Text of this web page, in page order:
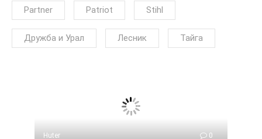
Partner Patriot Stihl
Дружба и Урал Лесник Тайга
Huter 0